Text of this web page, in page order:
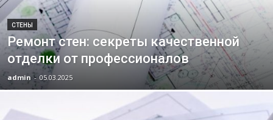
СТЕНЫ
Ремонт стен: секреты качественной
отделки от профессионалов
admin - 05.03.2025